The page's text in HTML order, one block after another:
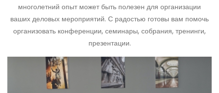
многолетний опыт может быть полезен для организации
ваших деловых мероприятий. С радостью готовы вам помочь
организовать конференции, семинары, собрания, тренинги,
презентации.